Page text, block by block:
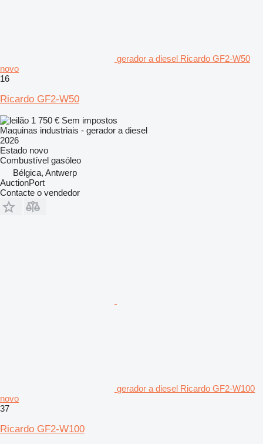
gerador a diesel Ricardo GF2-W50
novo
16
Ricardo GF2-W50
1 750 € Sem impostos
Maquinas industriais - gerador a diesel
2026
Estado novo
Combustível gasóleo
Bélgica, Antwerp
AuctionPort
Contacte o vendedor
gerador a diesel Ricardo GF2-W100
novo
37
Ricardo GF2-W100